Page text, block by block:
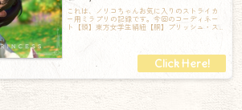
これは、ノリコちゃんお気に入りのストライカ
ー用ミラプリの記録です。今回のコーディネー
ト【頭】東方女学生絹紐【胴】プリッシュ・ス